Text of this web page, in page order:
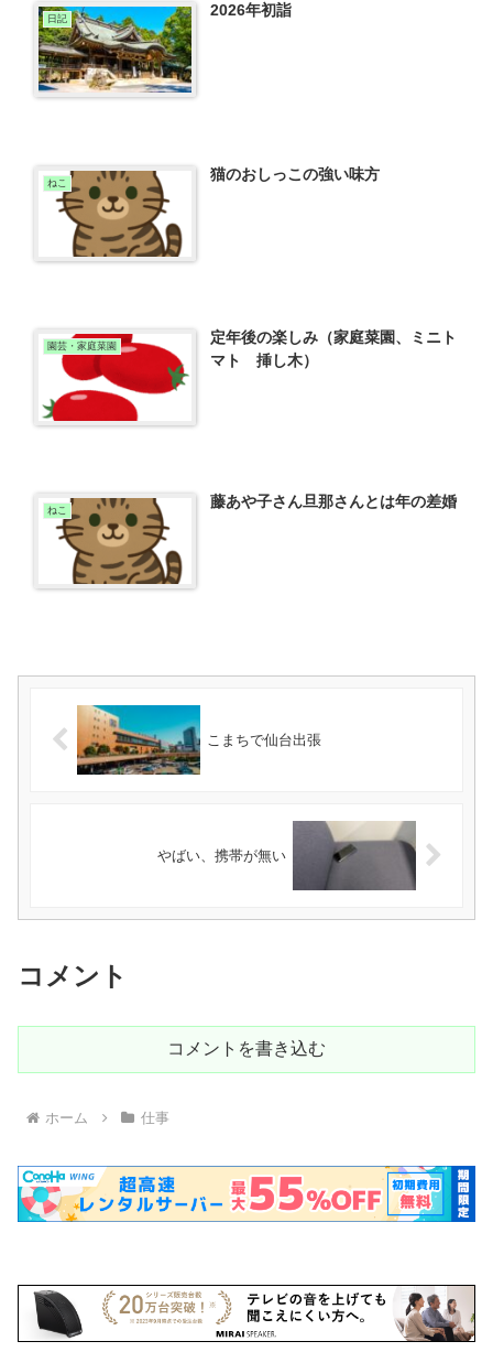
日記 2026年初詣
ねこ 猫のおしっこの強い味方
園芸・家庭菜園
定年後の楽しみ（家庭菜園、ミニト
マト 挿し木）
ねこ 藤あや子さん旦那さんとは年の差婚
こまちで仙台出張
やばい、携帯が無い
コメント
コメントを書き込む
ホーム 仕事